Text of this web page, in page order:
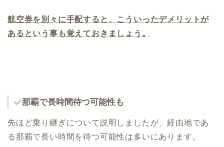
航空券を別々に手配すると、こういったデメリットが
あるという事も覚えておきましょう。
那覇で長時間待つ可能性も
先ほど乗り継ぎについて説明しましたが、経由地であ
る那覇で長い時間を待つ可能性は多いにあります。